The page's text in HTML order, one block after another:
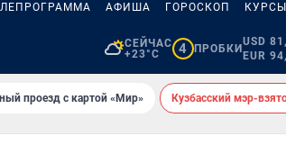
АФИША ГОРОСКОП
СЕЙЧАС
+23°C
4 ПРОБКИ
USD
EUR
проезд с картой «Мир» Кузбасский мэр-